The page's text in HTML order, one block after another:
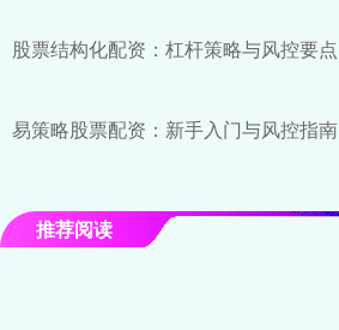
股票结构化配资：杠杆策略与风控要点
易策略股票配资：新手入门与风控指南
推荐阅读